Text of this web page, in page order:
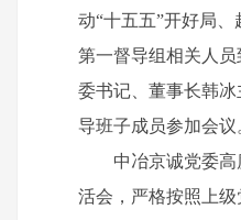
动“十五五”开好局
第一督导组相关人
委书记、董事长韩
导班子成员参加会议
中冶京诚党委高
活会，严格按照上